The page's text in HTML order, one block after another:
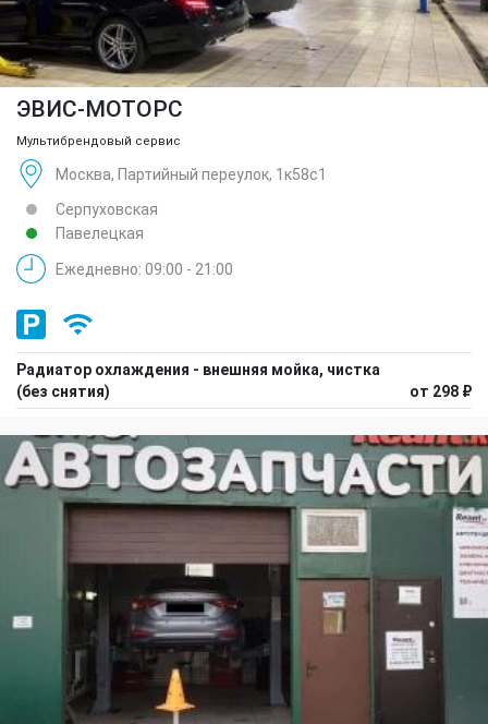
ЭВИС-МОТОРС
Мультибрендовый сервис
Москва, Партийный переулок, 1к58с1
Серпуховская
Павелецкая
Ежедневно: 09:00 - 21:00
Радиатор охлаждения - внешняя мойка, чистка
(без снятия)
от 298 ₽